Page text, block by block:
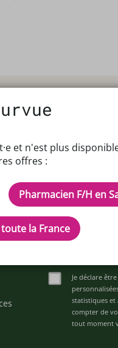
et n'est plus
offres :
Pharmacien F/H en
la France
EN
Inscrivez-vous
Je déclare
statistiques et
compter de
tout moment